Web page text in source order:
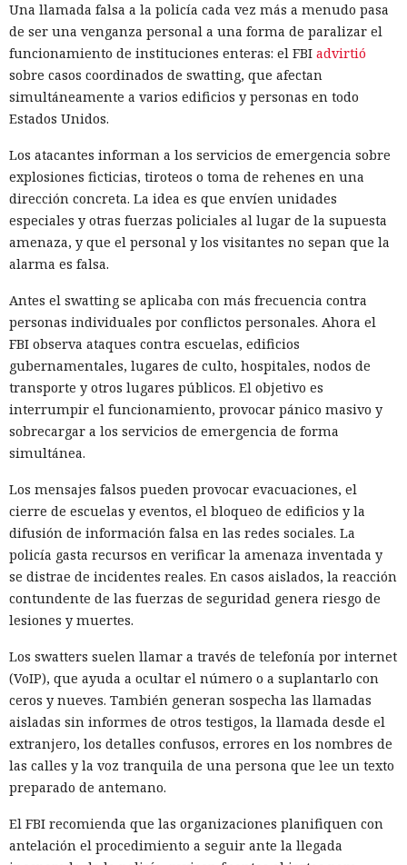
Una llamada falsa a la policía cada vez más a menudo pasa
de ser una venganza personal a una forma de paralizar el
funcionamiento de instituciones enteras: el FBI advirtió
sobre casos coordinados de swatting, que afectan
simultáneamente a varios edificios y personas en todo
Estados Unidos.
Los atacantes informan a los servicios de emergencia sobre
explosiones ficticias, tiroteos o toma de rehenes en una
dirección concreta. La idea es que envíen unidades
especiales y otras fuerzas policiales al lugar de la supuesta
amenaza, y que el personal y los visitantes no sepan que la
alarma es falsa.
Antes el swatting se aplicaba con más frecuencia contra
personas individuales por conflictos personales. Ahora el
FBI observa ataques contra escuelas, edificios
gubernamentales, lugares de culto, hospitales, nodos de
transporte y otros lugares públicos. El objetivo es
interrumpir el funcionamiento, provocar pánico masivo y
sobrecargar a los servicios de emergencia de forma
simultánea.
Los mensajes falsos pueden provocar evacuaciones, el
cierre de escuelas y eventos, el bloqueo de edificios y la
difusión de información falsa en las redes sociales. La
policía gasta recursos en verificar la amenaza inventada y
se distrae de incidentes reales. En casos aislados, la reacción
contundente de las fuerzas de seguridad genera riesgo de
lesiones y muertes.
Los swatters suelen llamar a través de telefonía por internet
(VoIP), que ayuda a ocultar el número o a suplantarlo con
ceros y nueves. También generan sospecha las llamadas
aisladas sin informes de otros testigos, la llamada desde el
extranjero, los detalles confusos, errores en los nombres de
las calles y la voz tranquila de una persona que lee un texto
preparado de antemano.
El FBI recomienda que las organizaciones planifiquen con
antelación el procedimiento a seguir ante la llegada